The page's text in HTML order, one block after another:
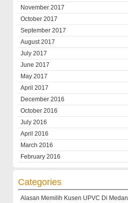
November 2017
October 2017
September 2017
August 2017
July 2017
June 2017
May 2017
April 2017
December 2016
October 2016
July 2016
April 2016
March 2016
February 2016
Categories
Alasan Memilih Kusen UPVC Di Medan